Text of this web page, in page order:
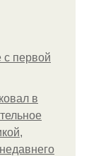
с первой
в